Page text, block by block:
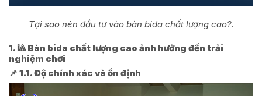
Tại sao nên đầu tư vào bàn bida chất lượng cao?.
1. 🎱 Bàn bida chất lượng cao ảnh hưởng đến trải
nghiệm chơi
📌 1.1. Độ chính xác và ổn định